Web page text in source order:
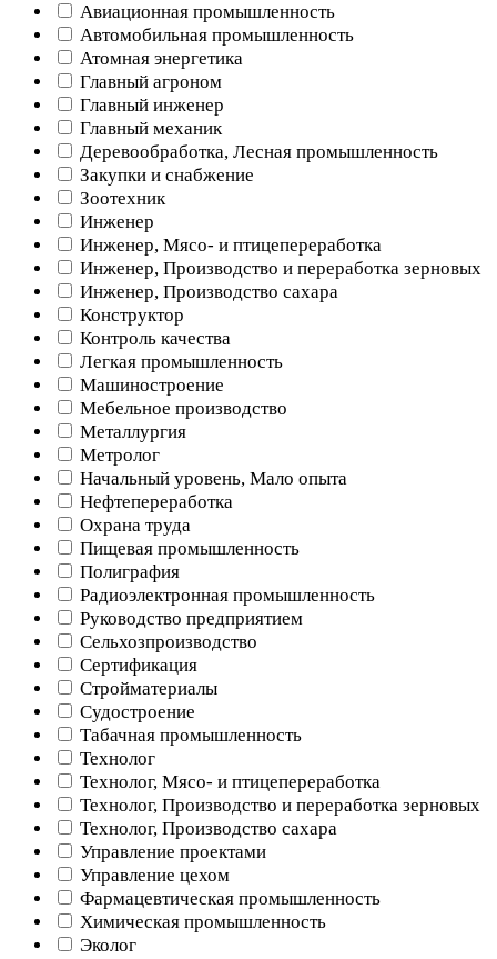
Авиационная промышленность
Автомобильная промышленность
Атомная энергетика
Главный агроном
Главный инженер
Главный механик
Деревообработка, Лесная промышленность
Закупки и снабжение
Зоотехник
Инженер
Инженер, Мясо- и птицепереработка
Инженер, Производство и переработка зерновых
Инженер, Производство сахара
Конструктор
Контроль качества
Легкая промышленность
Машиностроение
Мебельное производство
Металлургия
Метролог
Начальный уровень, Мало опыта
Нефтепереработка
Охрана труда
Пищевая промышленность
Полиграфия
Радиоэлектронная промышленность
Руководство предприятием
Сельхозпроизводство
Сертификация
Стройматериалы
Судостроение
Табачная промышленность
Технолог
Технолог, Мясо- и птицепереработка
Технолог, Производство и переработка зерновых
Технолог, Производство сахара
Управление проектами
Управление цехом
Фармацевтическая промышленность
Химическая промышленность
Эколог